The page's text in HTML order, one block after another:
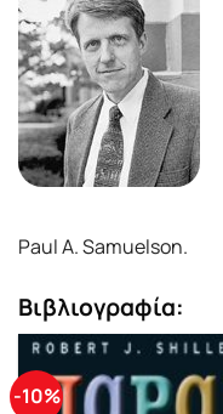
Paul A. Samuelson.
Βιβλιογραφία:
-10%